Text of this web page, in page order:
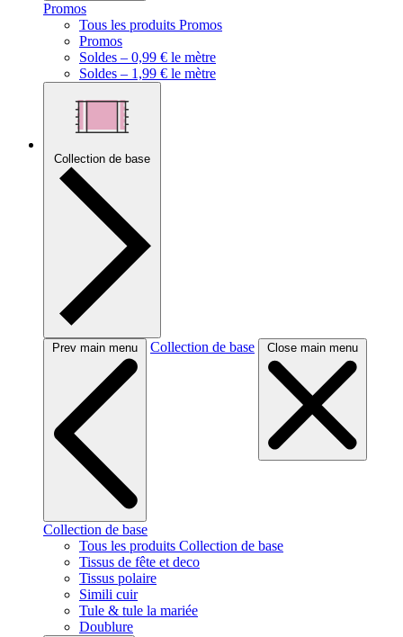
Promos
Tous les produits Promos
Promos
Soldes – 0,99 € le mètre
Soldes – 1,99 € le mètre
Collection de base
Prev main menu Collection de base Close main menu
Collection de base
Tous les produits Collection de base
Tissus de fête et deco
Tissus polaire
Simili cuir
Tule & tule la mariée
Doublure